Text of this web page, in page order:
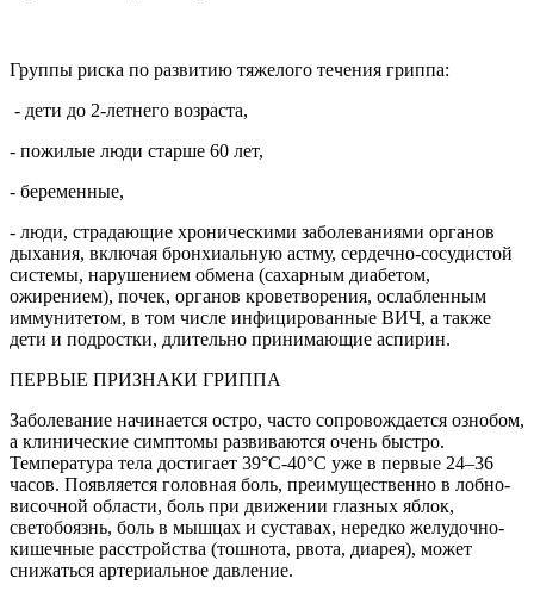
Группы риска по развитию тяжелого течения гриппа:
- дети до 2-летнего возраста,
- пожилые люди старше 60 лет,
- беременные,
- люди, страдающие хроническими заболеваниями органов
дыхания, включая бронхиальную астму, сердечно-сосудистой
системы, нарушением обмена (сахарным диабетом,
ожирением), почек, органов кроветворения, ослабленным
иммунитетом, в том числе инфицированные ВИЧ, а также
дети и подростки, длительно принимающие аспирин.
ПЕРВЫЕ ПРИЗНАКИ ГРИППА
Заболевание начинается остро, часто сопровождается ознобом,
а клинические симптомы развиваются очень быстро.
Температура тела достигает 39°С-40°С уже в первые 24–36
часов. Появляется головная боль, преимущественно в лобно-
височной области, боль при движении глазных яблок,
светобоязнь, боль в мышцах и суставах, нередко желудочно-
кишечные расстройства (тошнота, рвота, диарея), может
снижаться артериальное давление.